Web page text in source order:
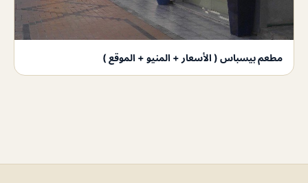
مطعم بيسباس ( الأسعار + المنيو + الموقع )